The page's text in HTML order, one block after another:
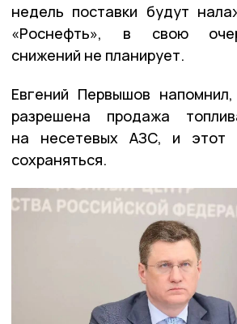
недель поставки будут
«Роснефть», в свою
снижений не планирует.
Евгений Первышов
разрешена продажа
на несетевых АЗС, и этот
сохраняться.